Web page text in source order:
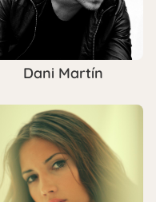
Dani Martín